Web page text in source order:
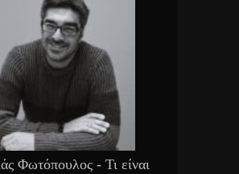
Φωτόπουλος - Τι είναι